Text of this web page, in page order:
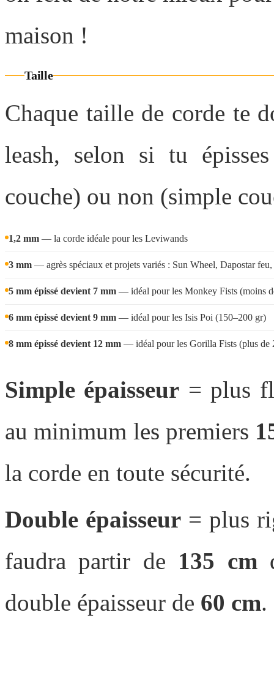
maison !
Taille
Chaque taille de corde te
leash, selon si tu
couche) ou non (simple
1,2 mm — la corde idéale pour les Leviwands
3 mm — agrès spéciaux et projets variés : Sun Wheel, Dapostar
5 mm épissé devient 7 mm — idéal pour les Monkey Fists (moins
6 mm épissé devient 9 mm — idéal pour les Isis Poi (150–200 gr)
8 mm épissé devient 12 mm — idéal pour les Gorilla Fists (plus de
Simple épaisseur = plus
au minimum les premiers
la corde en toute sécurité.
Double épaisseur = plus
faudra partir de 135 cm
double épaisseur de 60 cm.